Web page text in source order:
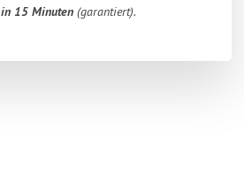
in 15 Minuten(garantiert).